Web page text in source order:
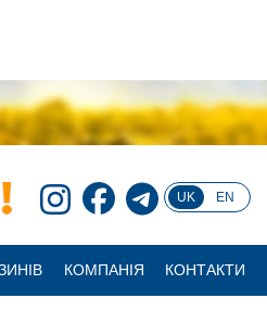
UK EN
КОМПАНІЯ КОНТАКТИ